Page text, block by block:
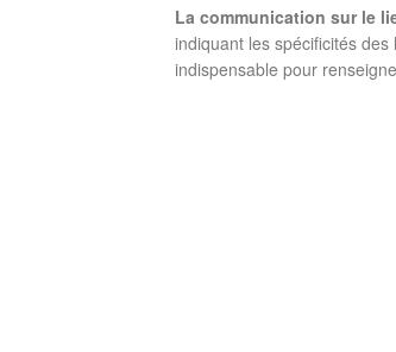
La communication sur le
indiquant les spécificités
indispensable pour